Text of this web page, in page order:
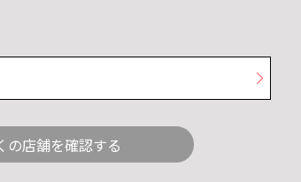
の店舗を確認する